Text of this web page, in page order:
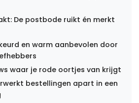
De postbode ruikt én merkt
en warm aanbevolen door
waar je rode oortjes van krijgt
bestellingen apart in een